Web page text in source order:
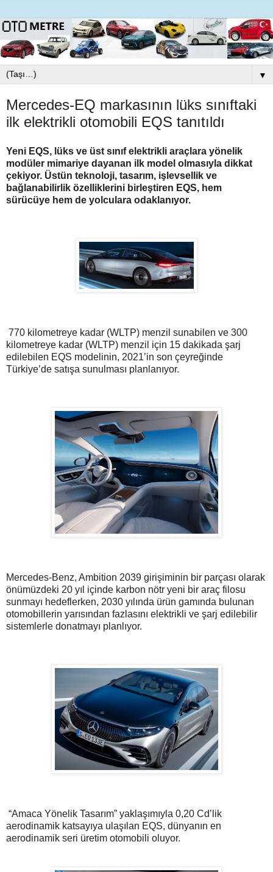
▼
Mercedes-EQ markasının lüks sınıftaki
ilk elektrikli otomobili EQS tanıtıldı
Yeni EQS, lüks ve üst sınıf elektrikli araçlara yönelik
modüler mimariye dayanan ilk model olmasıyla dikkat
çekiyor. Üstün teknoloji, tasarım, işlevsellik ve
bağlanabilirlik özelliklerini birleştiren EQS, hem
sürücüye hem de yolculara odaklanıyor.
770 kilometreye kadar (WLTP) menzil sunabilen ve 300
kilometreye kadar (WLTP) menzil için 15 dakikada şarj
edilebilen EQS modelinin, 2021’in son çeyreğinde
Türkiye’de satışa sunulması planlanıyor.
Mercedes-Benz, Ambition 2039 girişiminin bir parçası olarak
önümüzdeki 20 yıl içinde karbon nötr yeni bir araç filosu
sunmayı hedeflerken, 2030 yılında ürün gamında bulunan
otomobillerin yarısından fazlasını elektrikli ve şarj edilebilir
sistemlerle donatmayı planlıyor.
“Amaca Yönelik Tasarım” yaklaşımıyla 0,20 Cd’lik
aerodinamik katsayıya ulaşılan EQS, dünyanın en
aerodinamik seri üretim otomobili oluyor.